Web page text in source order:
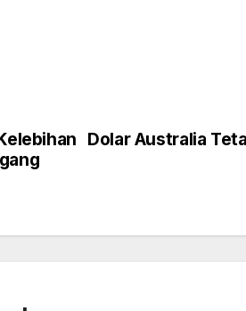
Dolar Australia